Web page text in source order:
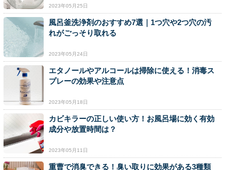
2023年05月25日
風呂釜洗浄剤のおすすめ7選｜1つ穴や2つ穴の汚
れがごっそり取れる
2023年05月24日
エタノールやアルコールは掃除に使える！消毒ス
プレーの効果や注意点
2023年05月18日
カビキラーの正しい使い方！お風呂場に効く有効
成分や放置時間は？
2023年05月11日
重曹で消臭できる！臭い取りに効果がある3種類